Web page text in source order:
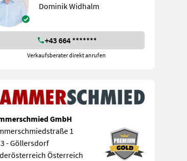
Dominik Widhalm
+43 664 *******
Verkaufsberater direkt anrufen
GmbH
1
- Göllersdorf
Österreich